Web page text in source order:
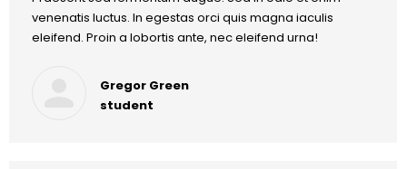
venenatis luctus. In egestas orci quis magna iaculis
eleifend. Proin a lobortis ante, nec eleifend urna!
Gregor Green
student